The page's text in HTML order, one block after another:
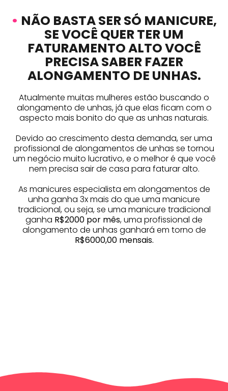
• NÃO BASTA SER SÓ MANICURE,
SE VOCÊ QUER TER UM
FATURAMENTO ALTO VOCÊ
PRECISA SABER FAZER
ALONGAMENTO DE UNHAS.
Atualmente muitas mulheres estão buscando o
alongamento de unhas, já que elas ficam com o
aspecto mais bonito do que as unhas naturais.
Devido ao crescimento desta demanda, ser uma
profissional de alongamentos de unhas se tornou
um negócio muito lucrativo, e o melhor é que você
nem precisa sair de casa para faturar alto.
As manicures especialista em alongamentos de
unha ganha 3x mais do que uma manicure
tradicional, ou seja, se uma manicure tradicional
ganha R$2000 por mês, uma profissional de
alongamento de unhas ganhará em torno de
R$6000,00 mensais.